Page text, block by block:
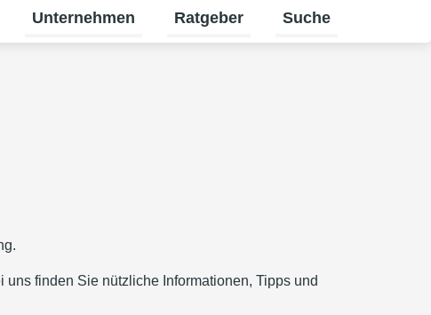
für Gewerbekunden umschalten
Untermenü für Karriere umschalten
Unternehmen
Untermenü für Unternehmen
Ratgeber
Untermenü für
Suche
finden Sie nützliche Informationen, Tipps und